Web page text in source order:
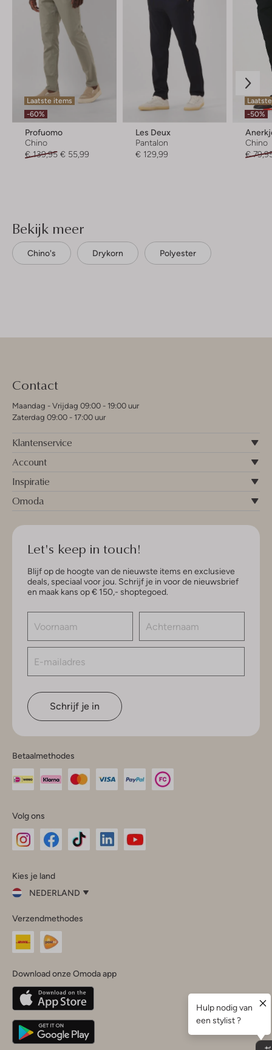
Laatste items
-60%
Profuomo
Chino
€ 139,95 € 55,99
Les Deux
Pantalon
€ 129,99
-50%
Chino
€
Bekijk meer
Chino's Drykorn Polyester
Contact
Maandag - Vrijdag 09:00 - 19:00 uur
Zaterdag 09:00 - 17:00 uur
Klantenservice
Account
Inspiratie
Omoda
Let's keep in touch!
Blijf op de hoogte van de nieuwste items en exclusieve
deals, speciaal voor jou. Schrijf je in voor de nieuwsbrief
en maak kans op € 150,- shoptegoed.
Schrijf je in
Betaalmethodes
Volg ons
InstagramFacebook
Kies je land
NEDERLAND
je
land
Nederland
Belgique(Français)
Deutschland
Verzendmethodes
Download onze Omoda app